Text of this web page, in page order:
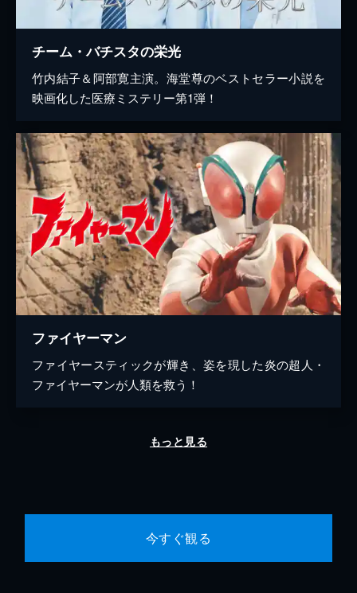
チーム・バチスタの栄光
竹内結子＆阿部寛主演。海堂尊のベストセラー小説を
映画化した医療ミステリー第1弾！
ファイヤーマン
ファイヤースティックが輝き、姿を現した炎の超人・
ファイヤーマンが人類を救う！
もっと見る
今すぐ観る